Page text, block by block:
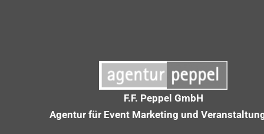
F.F. Peppel GmbH
Agentur für Event Marketing und